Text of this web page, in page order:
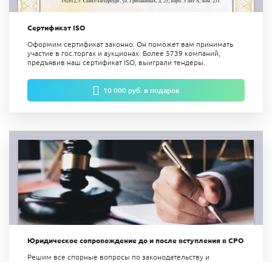
Сертификат ISO
Оформим сертификат законно. Он поможет вам принимать
участие в гос.торгах и аукционах. Более 5739 компаний,
предъявив наш сертификат ISO, выиграли тендеры.
10 000 руб. в подарок
Юридическое сопровождение до и после вступления в СРО
Решим все спорные вопросы по законодательству и